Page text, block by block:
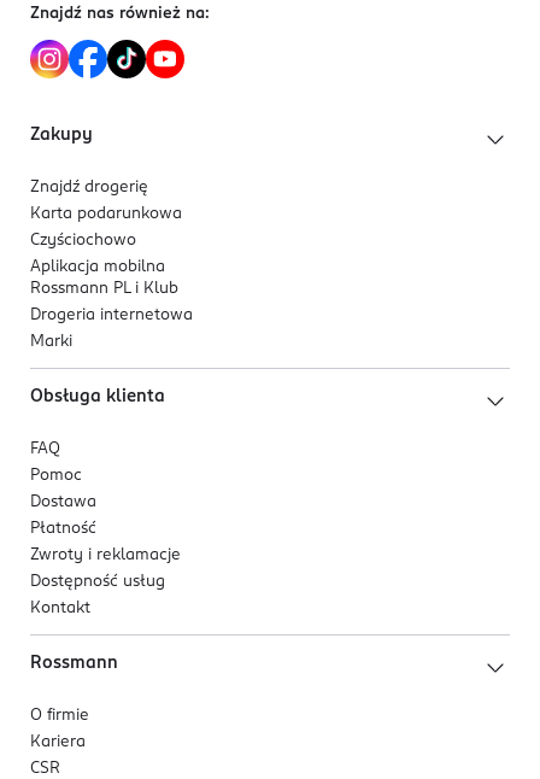
Znajdź nas również na:
Zakupy
Znajdź drogerię
Karta podarunkowa
Czyściochowo
Aplikacja mobilna
Rossmann PL i Klub
Drogeria internetowa
Marki
Obsługa klienta
FAQ
Pomoc
Dostawa
Płatność
Zwroty i reklamacje
Dostępność usług
Kontakt
Rossmann
O firmie
Kariera
CSR